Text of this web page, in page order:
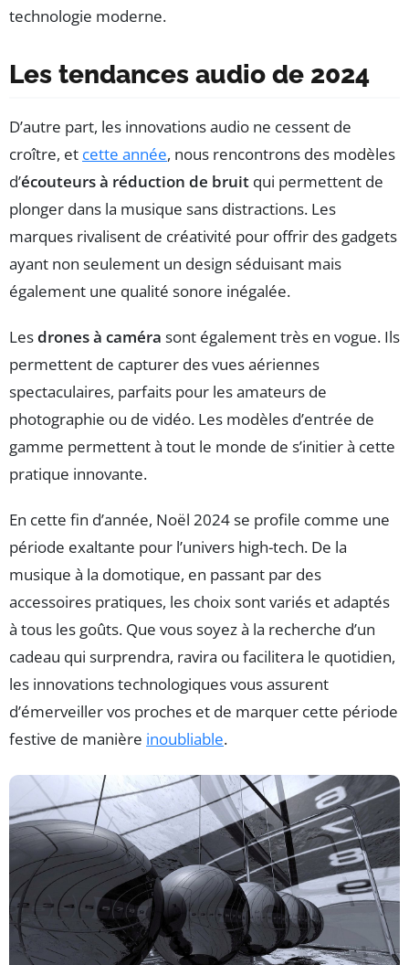
technologie moderne.
Les tendances audio de 2024
D’autre part, les innovations audio ne cessent de
croître, et cette année, nous rencontrons des modèles
d’écouteurs à réduction de bruit qui permettent de
plonger dans la musique sans distractions. Les
marques rivalisent de créativité pour offrir des gadgets
ayant non seulement un design séduisant mais
également une qualité sonore inégalée.
Lesdrones à caméra sont également très en vogue. Ils
permettent de capturer des vues aériennes
spectaculaires, parfaits pour les amateurs de
photographie ou de vidéo. Les modèles d’entrée de
gamme permettent à tout le monde de s’initier à cette
pratique innovante.
En cette fin d’année, Noël 2024 se profile comme une
période exaltante pour l’univers high-tech. De la
musique à la domotique, en passant par des
accessoires pratiques, les choix sont variés et adaptés
à tous les goûts. Que vous soyez à la recherche d’un
cadeau qui surprendra, ravira ou facilitera le quotidien,
les innovations technologiques vous assurent
d’émerveiller vos proches et de marquer cette période
festive de manière inoubliable.